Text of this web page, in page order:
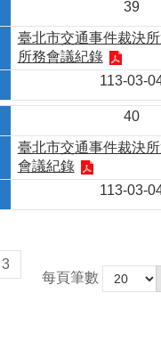
39
臺北市交通事件裁決
所務會議紀錄
113-03-
40
臺北市交通事件裁決
會議紀錄
113-03-
3
每頁筆數